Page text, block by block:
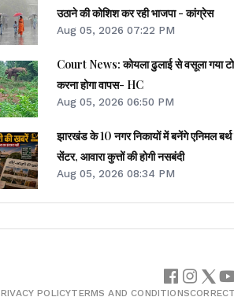
उठाने की कोशिश कर रही भाजपा - कांग्रेस
Aug 05, 2026 07:22 PM
Court News: कोयला ढुलाई से वसूला गया
करना होगा वापस- HC
Aug 05, 2026 06:50 PM
झारखंड के 10 नगर निकायों में बनेंगे एनिमल
सेंटर, आवारा कुत्तों की होगी नसबंदी
Aug 05, 2026 08:34 PM
POLICYTERMS AND CONDITIONS